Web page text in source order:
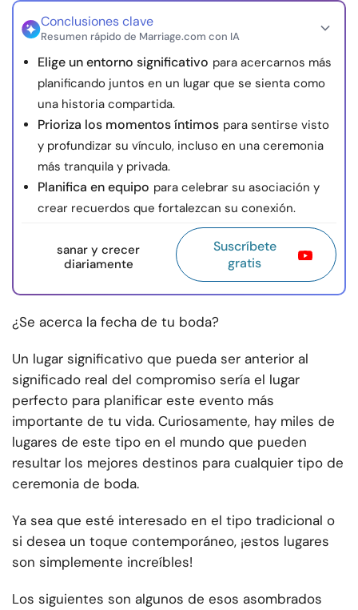
© Copyright 2026. Todos los derechos reservados.
Conclusiones clave
Resumen rápido de Marriage.com con IA
Elige un entorno significativo para acercarnos más
planificando juntos en un lugar que se sienta como
una historia compartida.
Prioriza los momentos íntimos para sentirse visto
y profundizar su vínculo, incluso en una ceremonia
más tranquila y privada.
Planifica en equipo para celebrar su asociación y
crear recuerdos que fortalezcan su conexión.
sanar y crecer
diariamente
Suscríbete
gratis
¿Se acerca la fecha de tu boda?
Un lugar significativo que pueda ser anterior al
significado real del compromiso sería el lugar
perfecto para planificar este evento más
importante de tu vida. Curiosamente, hay miles de
lugares de este tipo en el mundo que pueden
resultar los mejores destinos para cualquier tipo de
ceremonia de boda.
Ya sea que esté interesado en el tipo tradicional o
si desea un toque contemporáneo, ¡estos lugares
son simplemente increíbles!
Los siguientes son algunos de esos asombrados